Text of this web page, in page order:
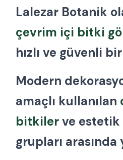
Lalezar Botanik
çevrim içi bitki
hızlı ve güvenli
Modern
amaçlı kullanılan
bitkilerve estetik
grupları arasında